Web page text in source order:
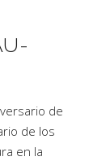
de
de los
en la